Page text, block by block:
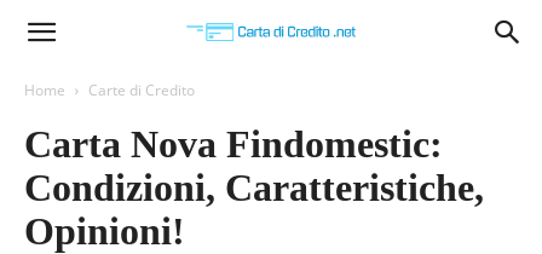
Carta
Credito
Home Carte di Credito
Carta Nova Findomestic:
Condizioni, Caratteristiche,
Opinioni!